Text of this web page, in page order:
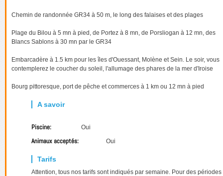
Chemin de randonnée GR34 à 50 m, le long des falaises et des plages
Plage du Bilou à 5 mn à pied, de Portez à 8 mn, de Porsliogan à 12 mn, des
Blancs Sablons à 30 mn par le GR34
Embarcadère à 1.5 km pour les îles d'Ouessant, Molène et Sein. Le soir, vous
contemplerez le coucher du soleil, l'allumage des phares de la mer d'Iroise
Bourg pittoresque, port de pêche et commerces à 1 km ou 12 mn à pied
Piscine: Oui
Animaux acceptés: Oui
Attention, tous nos tarifs sont indiqués par semaine. Pour des périodes